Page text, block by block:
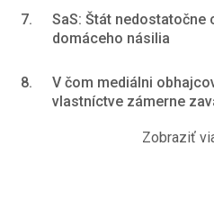
7.
SaS: Štát nedostatočne
domáceho násilia
8.
V čom mediálni
vlastníctve zámerne
Zobraziť